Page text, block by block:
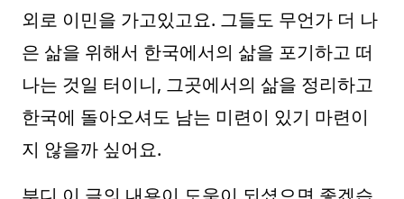
외로 이민을 가고있고요. 그들도 무언가 더 나
은 삶을 위해서 한국에서의 삶을 포기하고 떠
나는 것일 터이니, 그곳에서의 삶을 정리하고
한국에 돌아오셔도 남는 미련이 있기 마련이
지 않을까 싶어요.